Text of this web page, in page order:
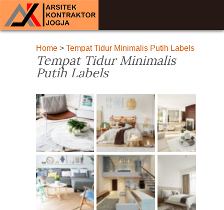
Home> Tempat Tidur Minimalis Putih Labels
Tempat Tidur Minimalis
Putih Labels